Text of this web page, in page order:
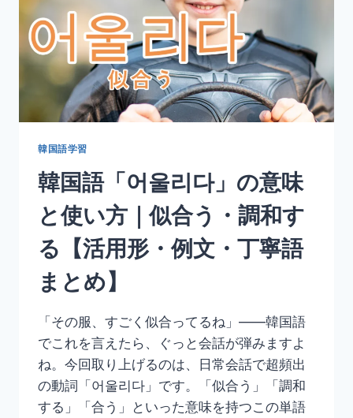
と
使
い
方
｜
慣
れ
て
い
る
【活
用
形・
例
文・
較
表
現
ま
と
め】
韓国語学習
韓国語「어울리다」の意味
と使い方｜似合う・調和す
る【活用形・例文・丁寧語
まとめ】
「その服、すごく似合ってるね」——韓国語
でこれを言えたら、ぐっと会話が弾みますよ
ね。今回取り上げるのは、日常会話で超頻出
の動詞「어울리다」です。「似合う」「調和
する」「合う」といった意味を持つこの単語